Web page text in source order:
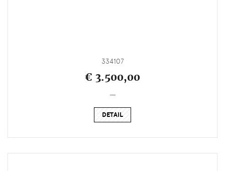
334107
€ 3.500,00
DETAIL